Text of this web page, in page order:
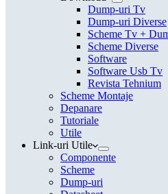
Dump-uri Tv
Dump-uri Diverse
Scheme Tv +
Scheme Diverse
Software
Software Usb Tv
Revista Tehnium
Scheme Montaje
Depanare
Tutoriale
Utile
Link-uri Utile
Componente
Scheme
Dump-uri